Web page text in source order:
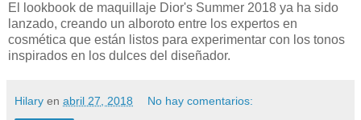
El lookbook de maquillaje Dior's Summer 2018 ya ha sido
lanzado, creando un alboroto entre los expertos en
cosmética que están listos para experimentar con los tonos
inspirados en los dulces del diseñador.
Hilary en abril 27, 2018 No hay comentarios: